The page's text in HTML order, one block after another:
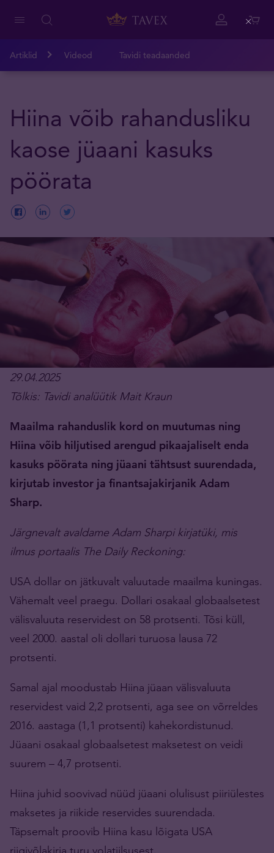
Artiklid Videod Tavidi teadaanded
Hiina võib rahandusliku
kaose jüaani kasuks
pöörata
29.04.2025
Tõlkis: Tavidi analüütik Mait Kraun
Maailma rahanduslik kord on muutumas ning
Hiina võib hiljutised arengud pikaajaliselt enda
kasuks pöörata ning jüaani tähtsust suurendada,
kirjutab investor ja finantsajakirjanik Adam
Sharp.
Järgnevalt avaldame Adam Sharpi kirjatüki, mis
ilmus portaalis The Daily Reckoning:
USA dollar on jätkuvalt valuutade maailma kuningas.
Vähemalt veel praegu. Dollari osakaal globaalsetest
välisvaluuta reservidest on 58 protsenti. Tõsi küll,
veel 2000. aastal oli dollari turuosa lausa 72
protsenti.
Samal ajal moodustab Hiina jüaan välisvaluuta
reservidest vaid 2,2 protsenti, aga see on võrreldes
2016. aastaga (1,1 protsenti) kahekordistunud.
Jüaani osakaal globaalsetest maksetest on veidi
suurem – 4,7 protsenti.
Hiina juhid soovivad nüüd jüaani olulisust piiriülestes
maksetes ja riikide reservides suurendada.
Täpsemalt proovib Hiina kasu lõigata USA
Close